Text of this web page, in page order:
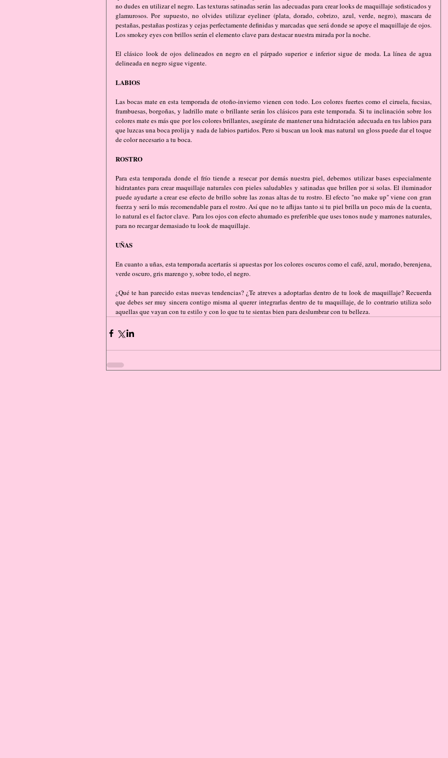
no dudes en utilizar el negro. Las texturas satinadas serán las adecuadas para crear looks de maquillaje sofisticados y
glamurosos. Por supuesto, no olvides utilizar eyeliner (plata, dorado, cobrizo, azul, verde, negro), mascara de
pestañas, pestañas postizas y cejas perfectamente definidas y marcadas que será donde se apoye el maquillaje de ojos.
Los smokey eyes con brillos serán el elemento clave para destacar nuestra mirada por la noche.
El clásico look de ojos delineados en negro en el párpado superior e inferior sigue de moda. La línea de agua
delineada en negro sigue vigente.
LABIOS
Las bocas mate en esta temporada de otoño-invierno vienen con todo. Los colores fuertes como el ciruela, fucsias,
frambuesas, borgoñas, y ladrillo mate o brillante serán los clásicos para este temporada. Si tu inclinación sobre los
colores mate es más que por los colores brillantes, asegúrate de mantener una hidratación adecuada en tus labios para
que luzcas una boca prolija y nada de labios partidos. Pero si buscan un look mas natural un gloss puede dar el toque
de color necesario a tu boca.
ROSTRO
Para esta temporada donde el frío tiende a resecar por demás nuestra piel, debemos utilizar bases especialmente
hidratantes para crear maquillaje naturales con pieles saludables y satinadas que brillen por si solas. El iluminador
puede ayudarte a crear ese efecto de brillo sobre las zonas altas de tu rostro. El efecto "no make up" viene con gran
fuerza y será lo más recomendable para el rostro. Así que no te aflijas tanto si tu piel brilla un poco más de la cuenta,
lo natural es el factor clave.  Para los ojos con efecto ahumado es preferible que uses tonos nude y marrones naturales,
para no recargar demasiado tu look de maquillaje.
UÑAS
En cuanto a uñas, esta temporada acertarás si apuestas por los colores oscuros como el café, azul, morado, berenjena,
verde oscuro, gris marengo y, sobre todo, el negro.
¿Qué te han parecido estas nuevas tendencias? ¿Te atreves a adoptarlas dentro de tu look de maquillaje? Recuerda
que debes ser muy sincera contigo misma al querer integrarlas dentro de tu maquillaje, de lo contrario utiliza solo
aquellas que vayan con tu estilo y con lo que tu te sientas bien para deslumbrar con tu belleza.